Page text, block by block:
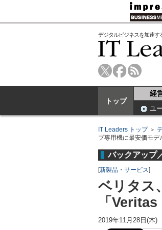
デジタルビジネスを加速す
トップ
経
ユ
IT Leaders トップ＞
プ専用機に最安価モ
バックアップ
[新製品・サービス]
ベリタス
「
2019年11月28日(木)